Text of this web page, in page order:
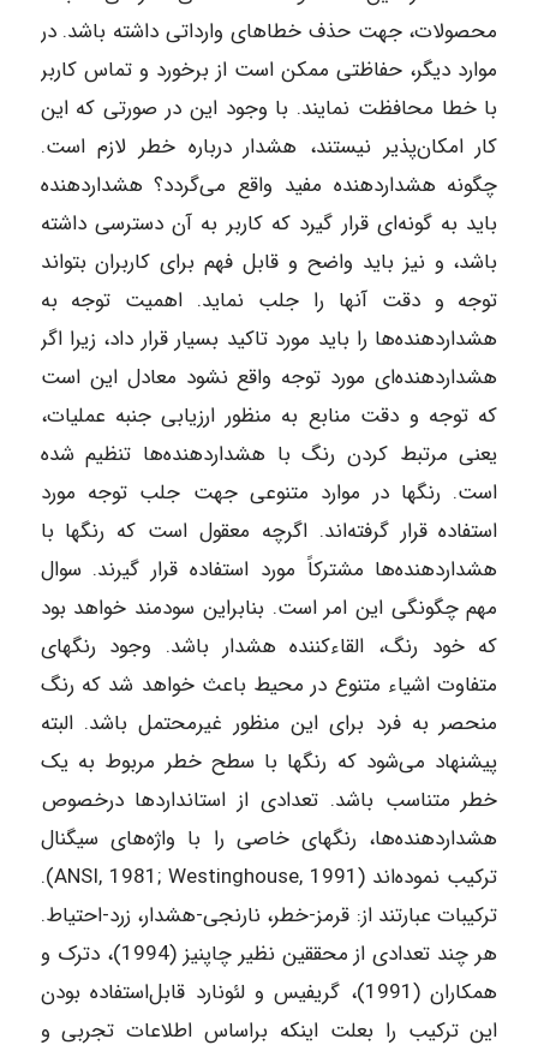
محصولات، جهت حذف خطاهای وارداتی داشته باشد. در
موارد دیگر، حفاظتی ممکن است از برخورد و تماس کاربر
با خطا محافظت نمایند. با وجود این در صورتی که این
کار امکان‌پذیر نیستند، هشدار درباره خطر لازم است.
چگونه هشداردهنده مفید واقع می‌گردد؟ هشداردهنده
باید به گونه‌ای قرار گیرد که کاربر به آن دسترسی داشته
باشد، و نیز باید واضح و قابل فهم برای کاربران بتواند
توجه و دقت آنها را جلب نماید. اهمیت توجه به
هشداردهنده‌ها را باید مورد تاکید بسیار قرار داد، زیرا اگر
هشداردهنده‌ای مورد توجه واقع نشود معادل این است
که توجه و دقت منابع به منظور ارزیابی جنبه عملیات،
یعنی مرتبط کردن رنگ با هشداردهنده‌ها تنظیم شده
است. رنگها در موارد متنوعی جهت جلب توجه مورد
استفاده قرار گرفته‌اند. اگرچه معقول است که رنگها با
هشداردهنده‌ها مشترکاً مورد استفاده قرار گیرند. سوال
مهم چگونگی این امر است. بنابراین سودمند خواهد بود
که خود رنگ، القاءکننده هشدار باشد. وجود رنگهای
متفاوت اشیاء متنوع در محیط باعث خواهد شد که رنگ
منحصر به فرد برای این منظور غیرمحتمل باشد. البته
پیشنهاد می‌شود که رنگها با سطح خطر مربوط به یک
خطر متناسب باشد. تعدادی از استانداردها درخصوص
هشداردهنده‌ها، رنگهای خاصی را با واژه‌های سیگنال
ترکیب نموده‌اند (ANSI, 1981; Westinghouse, 1991).
ترکیبات عبارتند از: قرمز-خطر، نارنجی-هشدار، زرد-احتیاط.
هر چند تعدادی از محققین نظیر چاپنیز (1994)، دترک و
همکاران (1991)، گریفیس و لئونارد قابل‌استفاده بودن
این ترکیب را بعلت اینکه براساس اطلاعات تجربی و